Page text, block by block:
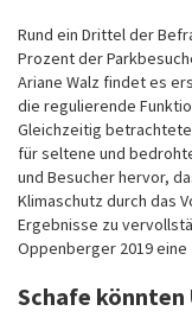
Rund ein Drittel der
Prozent der
Ariane Walz findet es
die regulierende
Gleichzeitig
für seltene und
und Besucher hervor,
Klimaschutz durch das
Ergebnisse zu
Oppenberger 2019
Schafe